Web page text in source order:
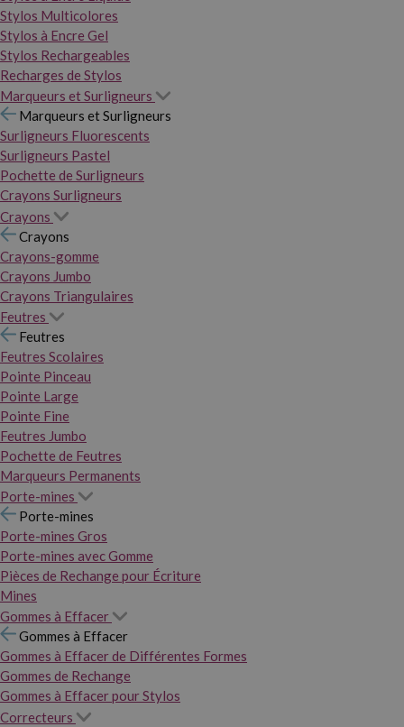
Stylos Multicolores
Stylos à Encre Gel
Stylos Rechargeables
Recharges de Stylos
Marqueurs et Surligneurs
Marqueurs et Surligneurs
Surligneurs Fluorescents
Surligneurs Pastel
Pochette de Surligneurs
Crayons Surligneurs
Crayons
Crayons
Crayons-gomme
Crayons Jumbo
Crayons Triangulaires
Feutres
Feutres
Feutres Scolaires
Pointe Pinceau
Pointe Large
Pointe Fine
Feutres Jumbo
Pochette de Feutres
Marqueurs Permanents
Porte-mines
Porte-mines
Porte-mines Gros
Porte-mines avec Gomme
Pièces de Rechange pour Écriture
Mines
Gommes à Effacer
Gommes à Effacer
Gommes à Effacer de Différentes Formes
Gommes de Rechange
Gommes à Effacer pour Stylos
Correcteurs